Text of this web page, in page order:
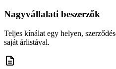
Nagyvállalati beszerzők
Teljes kínálat egy helyen,
saját árlistával.